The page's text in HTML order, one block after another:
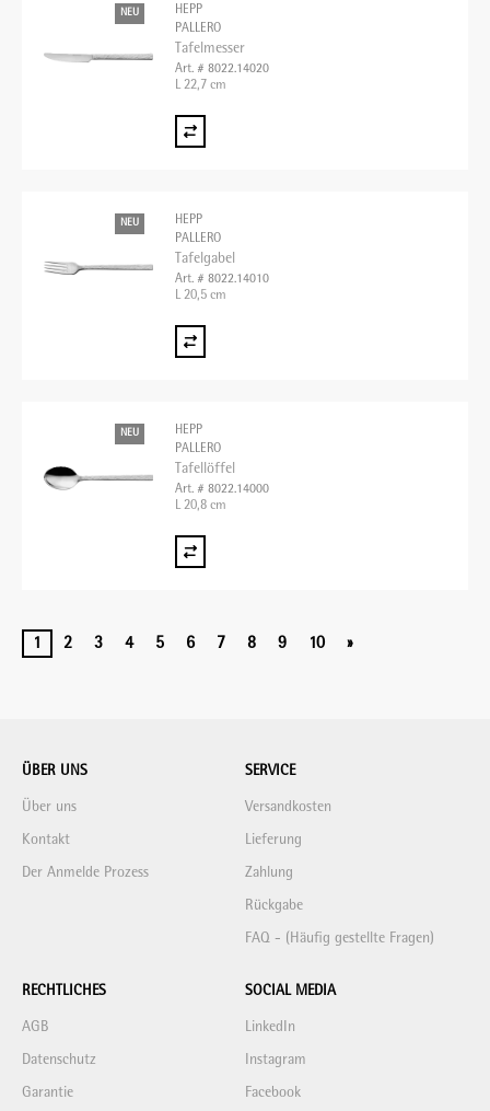
NEU
HEPP
PALLERO
Tafelmesser
Art. # 8022.14020
L 22,7 cm
NEU
HEPP
PALLERO
Tafelgabel
Art. # 8022.14010
L 20,5 cm
NEU
HEPP
PALLERO
Tafellöffel
Art. # 8022.14000
L 20,8 cm
1 2 3 4 5 6 7 8 9 10 »
ÜBER UNS
Über uns
Kontakt
Der Anmelde Prozess
SERVICE
Versandkosten
Lieferung
Zahlung
Rückgabe
FAQ - (Häufig gestellte Fragen)
RECHTLICHES
AGB
Datenschutz
Garantie
SOCIAL MEDIA
LinkedIn
Instagram
Facebook